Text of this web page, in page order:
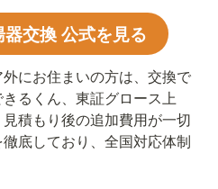
交換 公式を見る
にお住まいの方は、交換で
るくん、東証グロース上
積もり後の追加費用が一切
底しており、全国対応体制